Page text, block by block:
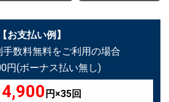
【お支払い例】
数料無料をご利用の場合
円(ボーナス払い無し)
4,900 円×35回